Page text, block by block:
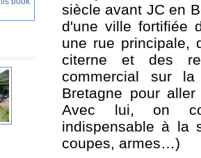
siècle avant JC en
d'une ville fortifiée
une rue principale,
citerne et des
commercial sur
Bretagne pour
Avec lui, on
indispensable à la
coupes, armes…)